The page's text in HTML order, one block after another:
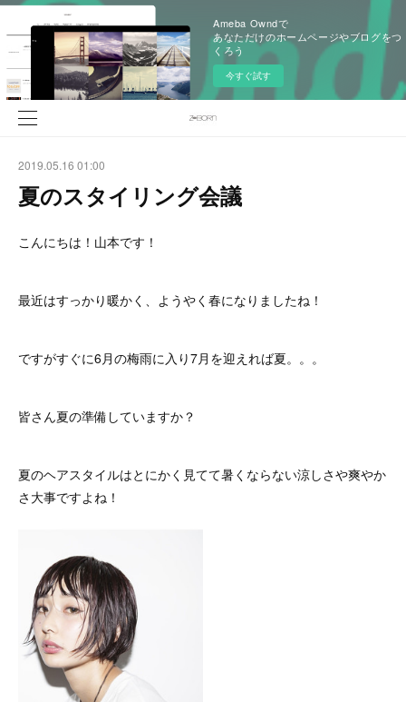
Ameba Owndで
あなただけのホームページやブログをつ
くろう
今すぐ試す
2019.05.16 01:00
夏のスタイリング会議
こんにちは！山本です！
最近はすっかり暖かく、ようやく春になりましたね！
ですがすぐに6月の梅雨に入り7月を迎えれば夏。。。
皆さん夏の準備していますか？
夏のヘアスタイルはとにかく見てて暑くならない涼しさや爽やか
さ大事ですよね！